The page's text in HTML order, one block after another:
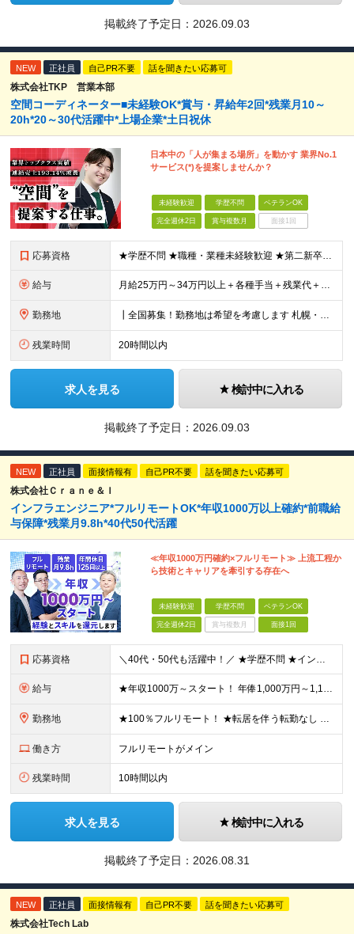
掲載終了予定日： 2026.09.03
NEW 正社員 自己PR不要 話を聞きたい応募可
株式会社TKP 営業本部
空間コーディネーター■未経験OK*賞与・昇給年2回*残業月10～
20h*20～30代活躍中*上場企業*土日祝休
日本中の「人が集まる場所」を動かす 業界No.1
サービス(*)を提案しませんか？
未経験歓迎 学歴不問 ベテランOK
完全週休2日 賞与複数月 面接1回
応募資格 ★学歴不問 ★職種・業種未経験歓迎 ★第二新卒歓迎 ＜こんな方にオススメ＞ ◎一つの商材ではなく、幅広い提案で勝負したい ◎成長企業でスケールの大きい仕事に挑戦したい ◎実力を評価されたい＆腰を据え
給与 月給25万円～34万円以上＋各種手当＋残業代＋賞与年2回 初年度想定年収：348万円～ ※経験・能力を考慮のうえ優遇します。 ※上記にはエリア給（10,000円～15,000円）、見込み残業代（20
勤務地 ┃全国募集！勤務地は希望を考慮します 札幌・仙台・東京・横浜・金沢・名古屋・大阪・京都・広島・福岡 募集 ※上記のほか、全国に拠点あり ※キャリアアップやキャリアシフトに伴う転勤も一部ありますが、基
残業時間 20時間以内
求人を見る 検討中に入れる
掲載終了予定日： 2026.09.03
NEW 正社員 面接情報有 自己PR不要 話を聞きたい応募可
株式会社Ｃｒａｎｅ＆Ｉ
インフラエンジニア*フルリモートOK*年収1000万以上確約*前職給
与保障*残業月9.8h*40代50代活躍
≪年収1000万円確約×フルリモート≫ 上流工程か
ら技術とキャリアを牽引する存在へ
未経験歓迎 学歴不問 ベテランOK
完全週休2日 賞与複数月 面接1回
応募資格 ＼40代・50代も活躍中！／ ★学歴不問 ★インフラエンジニアの経験を5年以上お持ちの方 ≪こんな方にピッタリです！≫ ◎自身の市場価値を正当に評価してほしい ◎今より年収をアップさせたい ◎多彩な
給与 ★年収1000万～スタート！ 年俸1,000万円～1,162万8,000円（12分割） ※経験・スキルを考慮の上決定します ※上記金額には固定残業代（月30h分・158,400円～184,000円
勤務地 ★100％フルリモート！ ★転居を伴う転勤なし 本社またはプロジェクト先にて勤務いただきます！ ※プロジェクト先は一都三県及び23区内がメイン 【本社】 東京都新宿区神楽坂1-2 研究社英語センタ
働き方 フルリモートがメイン
残業時間 10時間以内
求人を見る 検討中に入れる
掲載終了予定日： 2026.08.31
NEW 正社員 面接情報有 自己PR不要 話を聞きたい応募可
株式会社Tech Lab